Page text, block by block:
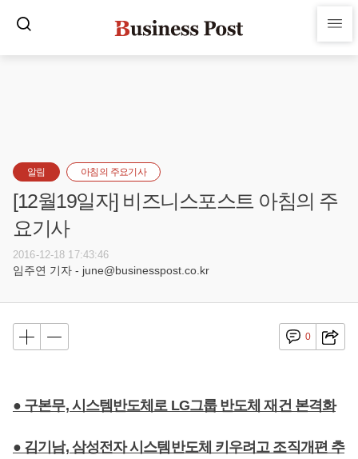
알림 아침의 주요기사
[12월19일자] 비즈니스포스트 아침의 주
요기사
2016-12-18 17:43:46
임주연 기자 - june@businesspost.co.kr
0
● 구본무, 시스템반도체로 LG그룹 반도체 재건 본격화
● 김기남, 삼성전자 시스템반도체 키우려고 조직개편 추